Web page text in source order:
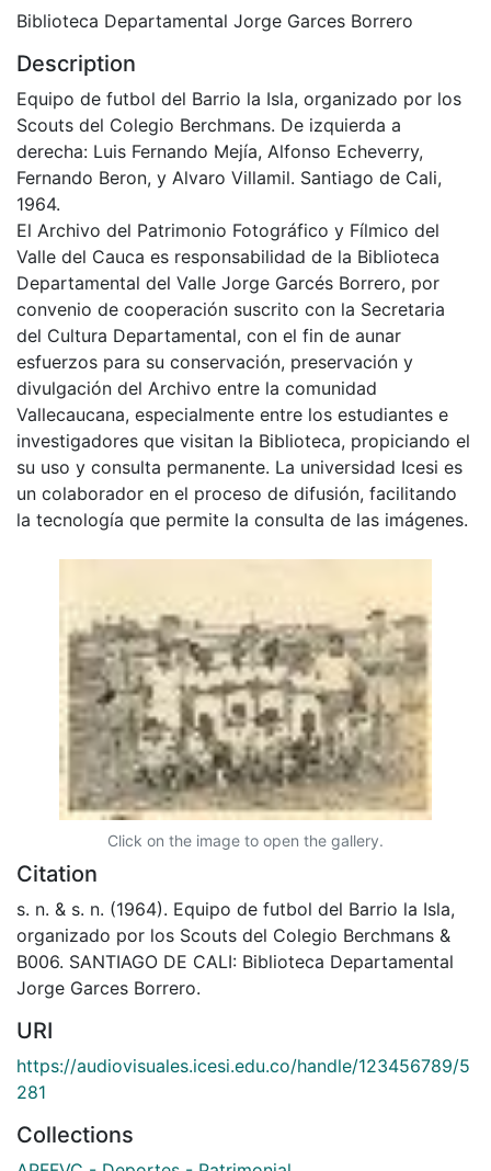
Biblioteca Departamental Jorge Garces Borrero
Description
Equipo de futbol del Barrio la Isla, organizado por los
Scouts del Colegio Berchmans. De izquierda a
derecha: Luis Fernando Mejía, Alfonso Echeverry,
Fernando Beron, y Alvaro Villamil. Santiago de Cali,
1964.
El Archivo del Patrimonio Fotográfico y Fílmico del
Valle del Cauca es responsabilidad de la Biblioteca
Departamental del Valle Jorge Garcés Borrero, por
convenio de cooperación suscrito con la Secretaria
del Cultura Departamental, con el fin de aunar
esfuerzos para su conservación, preservación y
divulgación del Archivo entre la comunidad
Vallecaucana, especialmente entre los estudiantes e
investigadores que visitan la Biblioteca, propiciando el
su uso y consulta permanente. La universidad Icesi es
un colaborador en el proceso de difusión, facilitando
la tecnología que permite la consulta de las imágenes.
Click on the image to open the gallery.
Citation
s. n. & s. n. (1964). Equipo de futbol del Barrio la Isla,
organizado por los Scouts del Colegio Berchmans &
B006. SANTIAGO DE CALI: Biblioteca Departamental
Jorge Garces Borrero.
URI
https://audiovisuales.icesi.edu.co/handle/123456789/5
281
Collections